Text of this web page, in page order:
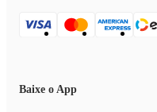
Baixe o App